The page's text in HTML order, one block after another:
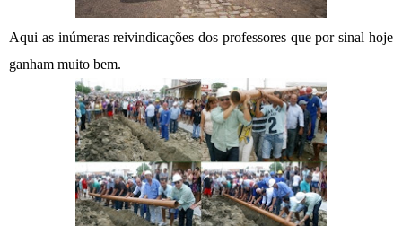
Aqui as inúmeras reivindicações dos professores que por sinal hoje
ganham muito bem.